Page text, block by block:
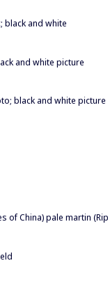
black and white
and white picture
black and white picture
of China) pale martin